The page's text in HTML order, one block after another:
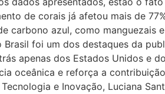
de corais já afetou mais de
carbono azul, como manguezais
foi um dos destaques da
apenas dos Estados Unidos e
oceânica e reforça a
e Inovação, Luciana